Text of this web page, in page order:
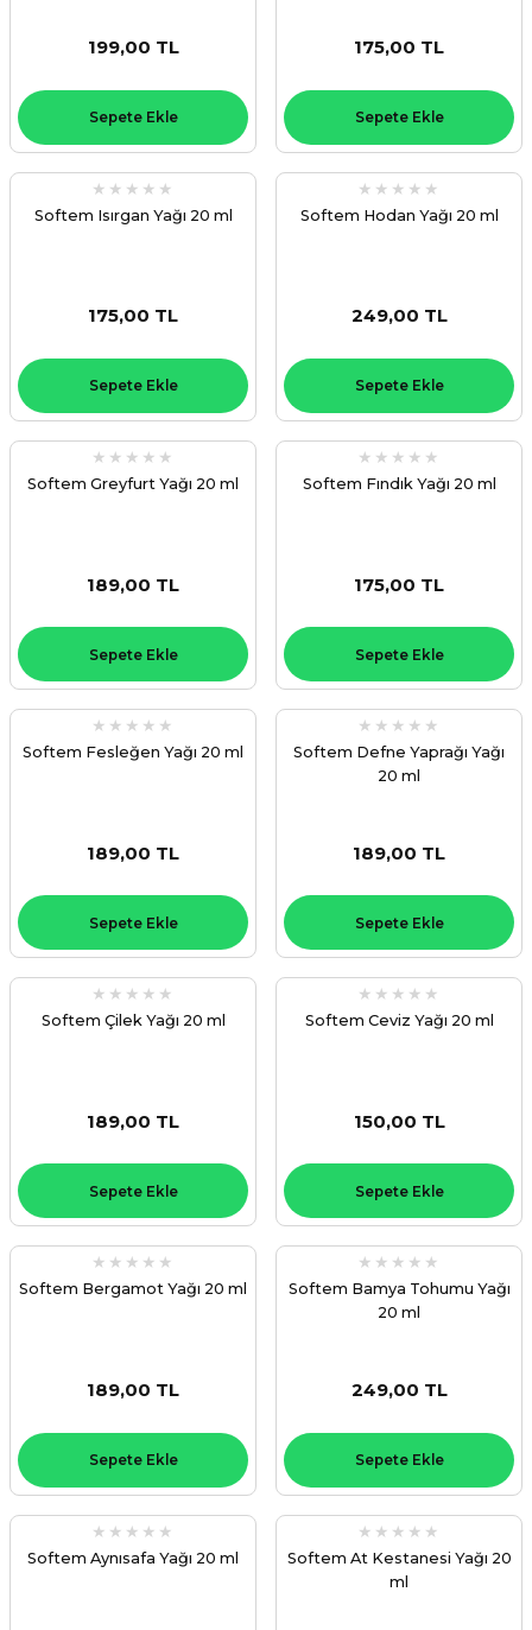
199,00 TL
Sepete Ekle
175,00 TL
Sepete Ekle
Softem Isırgan Yağı 20 ml
175,00 TL
Sepete Ekle
Softem Hodan Yağı 20 ml
249,00 TL
Sepete Ekle
Softem Greyfurt Yağı 20 ml
189,00 TL
Sepete Ekle
Softem Fındık Yağı 20 ml
175,00 TL
Sepete Ekle
Softem Fesleğen Yağı 20 ml
189,00 TL
Sepete Ekle
Softem Defne Yaprağı Yağı
20 ml
189,00 TL
Sepete Ekle
Softem Çilek Yağı 20 ml
189,00 TL
Sepete Ekle
Softem Ceviz Yağı 20 ml
150,00 TL
Sepete Ekle
Softem Bergamot Yağı 20 ml
189,00 TL
Sepete Ekle
Softem Bamya Tohumu Yağı
20 ml
249,00 TL
Sepete Ekle
Softem Aynısafa Yağı 20 ml
Softem At Kestanesi Yağı 20
ml